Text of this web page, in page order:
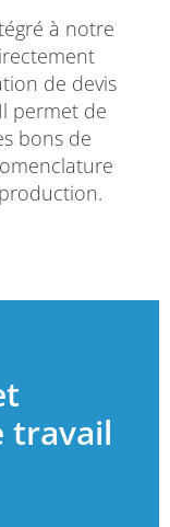
à notre
de devis
permet de
bons de
travail